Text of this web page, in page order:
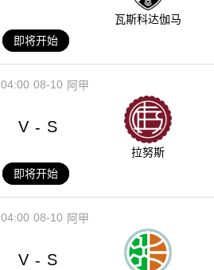
瓦斯科达伽马
即将开始
08-10
04:00 阿甲
V - S
拉努斯
即将开始
08-10
04:00 阿甲
V - S